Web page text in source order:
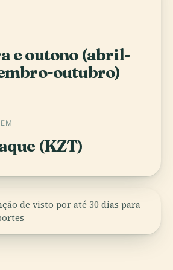
e outono (abril-
outubro)
(KZT)
de visto por até 30 dias para